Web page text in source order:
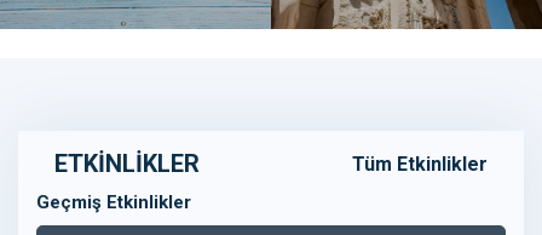
ETKİNLİKLER Tüm Etkinlikler
Geçmiş Etkinlikler